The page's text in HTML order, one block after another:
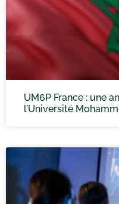
UM6P France : une
l’Université